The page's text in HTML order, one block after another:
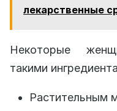
лекарственные
Некоторые
такими
Растительным